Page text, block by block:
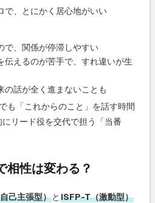
で、とにかく居心地がいい
で、関係が停滞しやすい
伝えるのが苦手で、すれ違いが生
の話が全く進まないことも
も「これからのこと」を話す時間
リード役を交代で担う「当番
相性は変わる？
己主張型）と ISFP-T（激動型）